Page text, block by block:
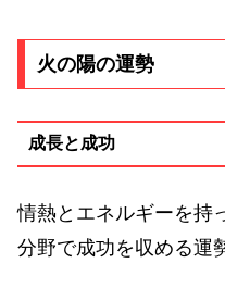
火の陽の運勢
成長と成功
情熱とエネルギーを持
分野で成功を収める運